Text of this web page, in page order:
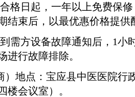
格日起，一年以上免费保
结束后，以最优惠价格提供
需方设备故障通知后， 1小
进行故障排除。
）地点：宝应县中医医院行
楼会议室）。